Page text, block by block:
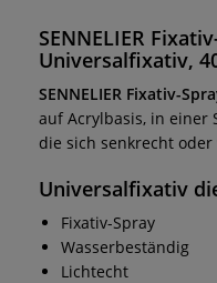
SENNELIER
Universalfixativ,
SENNELIER Fixativ-
auf Acrylbasis, in einer
die sich senkrecht
Universalfixativ
Fixativ-Spray
Wasserbeständig
Lichtecht